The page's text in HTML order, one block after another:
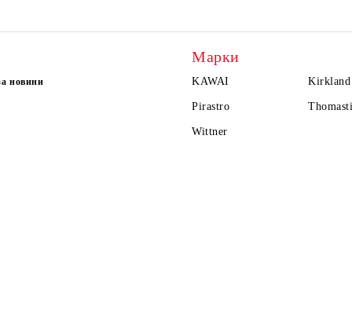
новини
Марки
KAWAI Kirkland
Pirastro
Wittner